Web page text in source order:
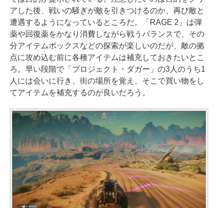
アした後、戦いの騒ぎが敵を引きつけるのか、再び敵と
遭遇するようになっているところだ。「RAGE 2」は弾
薬や回復薬をかなり消費しながら戦うバランスで、その
分アイテムボックスなどの探索が楽しいのだが、敵の拠
点に攻め込む前に各種アイテムは補充しておきたいとこ
ろ。早い段階で「プロジェクト・ダガー」の3人のうち1
人には会いに行き、街の場所を覚え、そこで買い物をし
てアイテムを補充するのが良いだろう。